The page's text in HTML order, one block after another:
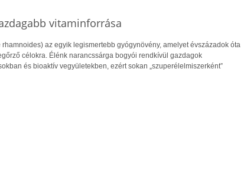
vitaminforrása
az egyik legismertebb gyógynövény, amelyet évszázadok óta
célokra. Élénk narancssárga bogyói rendkívül gazdagok
és bioaktív vegyületekben, ezért sokan „szuperélelmiszerként”